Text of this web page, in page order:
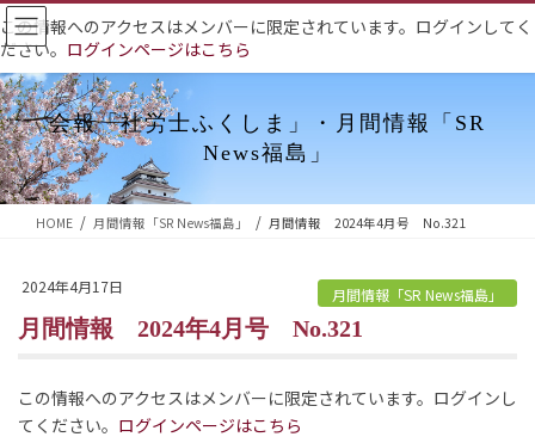
コ
ン
テ
ン
ツ
へ
ス
キ
ナ
ビ
ゲ
ー
シ
ョ
ン
に
この情報へのアクセスはメンバーに限定されています。ログインしてく
ださい。 ログインページはこちら
会報「社労士ふくしま」・月間情報「SR
News福島」
HOME 月間情報「SR News福島」 月間情報 2024年4月号 No.321
2024年4月17日 月間情報「SR News福島」
月間情報 2024年4月号 No.321
この情報へのアクセスはメンバーに限定されています。ログインし
てください。 ログインページはこちら